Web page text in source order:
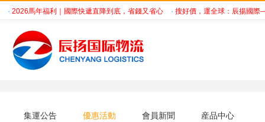
2026馬年福利｜國際快遞直降到底，省錢又省心 · 搜好價，運全球：辰揚國際
集運公告 優惠活動 會員新聞 産品中心